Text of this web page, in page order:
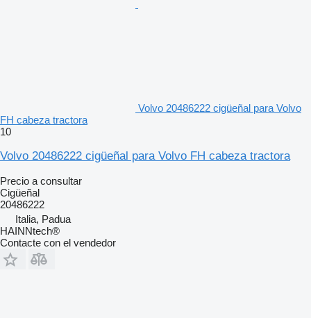
Volvo 20486222 cigüeñal para Volvo
FH cabeza tractora
10
Volvo 20486222 cigüeñal para Volvo FH cabeza tractora
Precio a consultar
Cigüeñal
20486222
Italia, Padua
HAINNtech®
Contacte con el vendedor